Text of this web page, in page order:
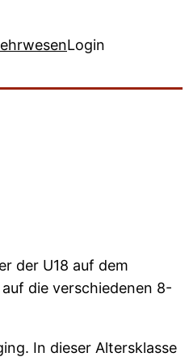
Login
der U18 auf dem
die verschiedenen 8-
In dieser Altersklasse